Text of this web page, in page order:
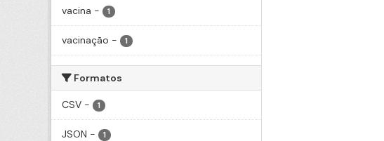
vacina - 1
vacinação - 1
Formatos
CSV - 1
JSON - 1